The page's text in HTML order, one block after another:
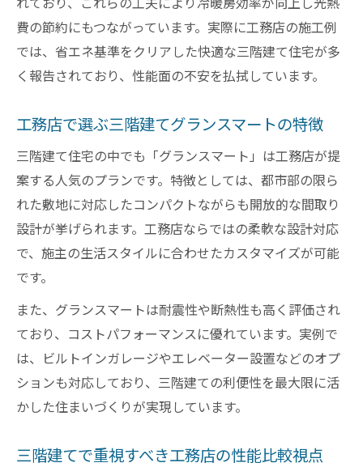
費の節約にもつながっています。実際に工務店の施工例
では、省エネ基準をクリアした快適な三階建て住宅が多
く報告されており、性能面の不安を払拭しています。
工務店で選ぶ三階建てグランスマートの特徴
三階建て住宅の中でも「グランスマート」は工務店が提
案する人気のプランです。特徴としては、都市部の限ら
れた敷地に対応したコンパクトながらも開放的な間取り
設計が挙げられます。工務店ならではの柔軟な設計対応
で、施主の生活スタイルに合わせたカスタマイズが可能
です。
また、グランスマートは耐震性や断熱性も高く評価され
ており、コストパフォーマンスに優れています。実例で
は、ビルトインガレージやエレベーター設置などのオプ
ションも対応しており、三階建ての利便性を最大限に活
かした住まいづくりが実現しています。
三階建てで重視すべき工務店の性能比較視点